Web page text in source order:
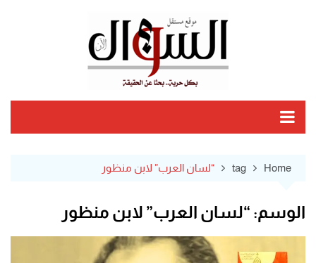
Home
tag “لسان العرب” لابن منظور
الوسم: “لسان العرب” لابن منظور